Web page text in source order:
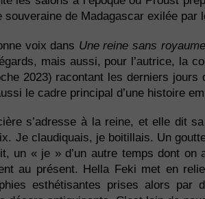
de Madagascar exilée par
voix dans Une reine sans
mais aussi, pour l’autrice, la
2023) racontant les derniers
le cadre principal d’une histoire
s’adresse à la reine, et elle dit
Je claudiquais, je boitillais. Un
un « je » d’un autre temps dont
au présent. Hella Feki met en
esthétisantes prises alors